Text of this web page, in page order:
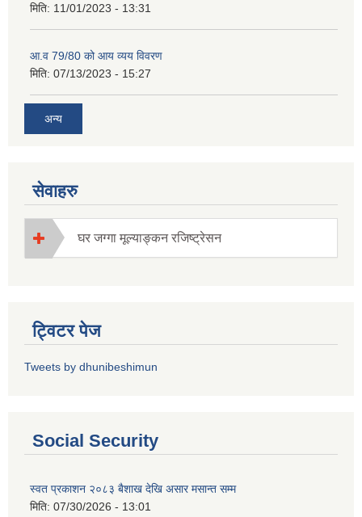
मिति: 11/01/2023 - 13:31
आ.व 79/80 को आय व्यय विवरण
मिति: 07/13/2023 - 15:27
अन्य
सेवाहरु
घर जग्गा मूल्याङ्कन रजिष्ट्रेसन
ट्विटर पेज
Tweets by dhunibeshimun
Social Security
स्वत प्रकाशन २०८३ बैशाख देखि असार मसान्त सम्म
मिति: 07/30/2026 - 13:01